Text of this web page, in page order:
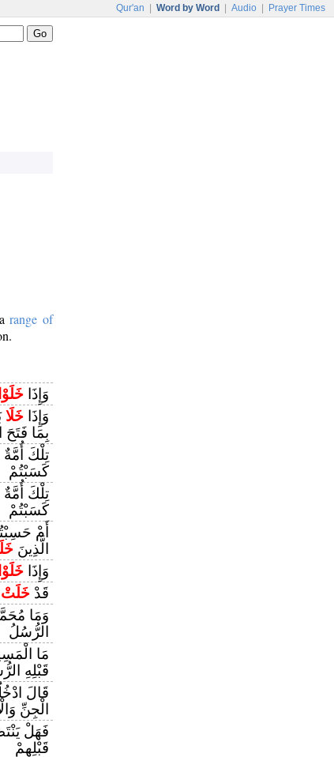
Qur'an Word by Word Audio Prayer Times
arange of
وَإِذَا خَلَوْا
وَإِذَا خَلَا
بِمَا فَتَحَ
تِلْكَ أُمَّةٌ
كَسَبْتُمْ
تِلْكَ أُمَّةٌ
كَسَبْتُمْ
أَمْ
الَّذِينَ
وَإِذَا خَلَوْا
قَدْ خَلَتْ
وَمَا
الرُّسُلُ
مَا
قَبْلِهِ
قَالَ
الْجِنِّ
فَهَلْ
قَبْلِهِمْ